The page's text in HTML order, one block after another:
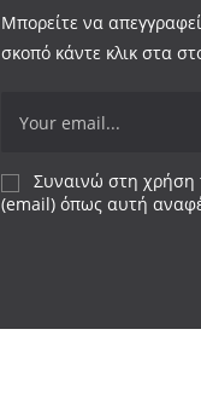
Μπορείτε να
σκοπό κάντε κλικ στα
Συναινώ στη
(email) όπως αυτή